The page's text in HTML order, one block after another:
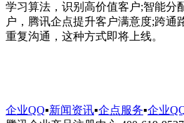
学习算法，识别高价值客户;智能分
户，腾讯企点提升客户满意度;跨通
重复沟通，这种方式即将上线。
企业QQ▪新闻资讯▪企点服务▪企业